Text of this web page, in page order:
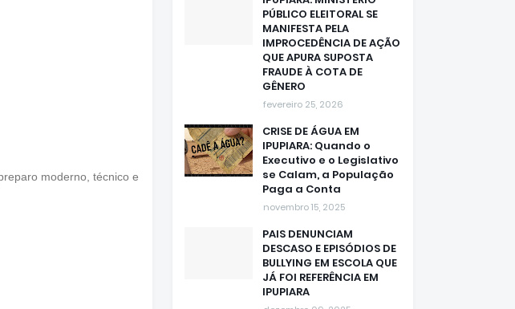
moderno, técnico e
IPUPIARA: MINISTÉRIO
PÚBLICO ELEITORAL SE
MANIFESTA PELA
IMPROCEDÊNCIA DE AÇÃO
QUE APURA SUPOSTA
FRAUDE À COTA DE
GÊNERO
CRISE DE ÁGUA EM
IPUPIARA: Quando o
Executivo e o Legislativo
se Calam, a População
Paga a Conta
PAIS DENUNCIAM
DESCASO E EPISÓDIOS DE
BULLYING EM ESCOLA QUE
JÁ FOI REFERÊNCIA EM